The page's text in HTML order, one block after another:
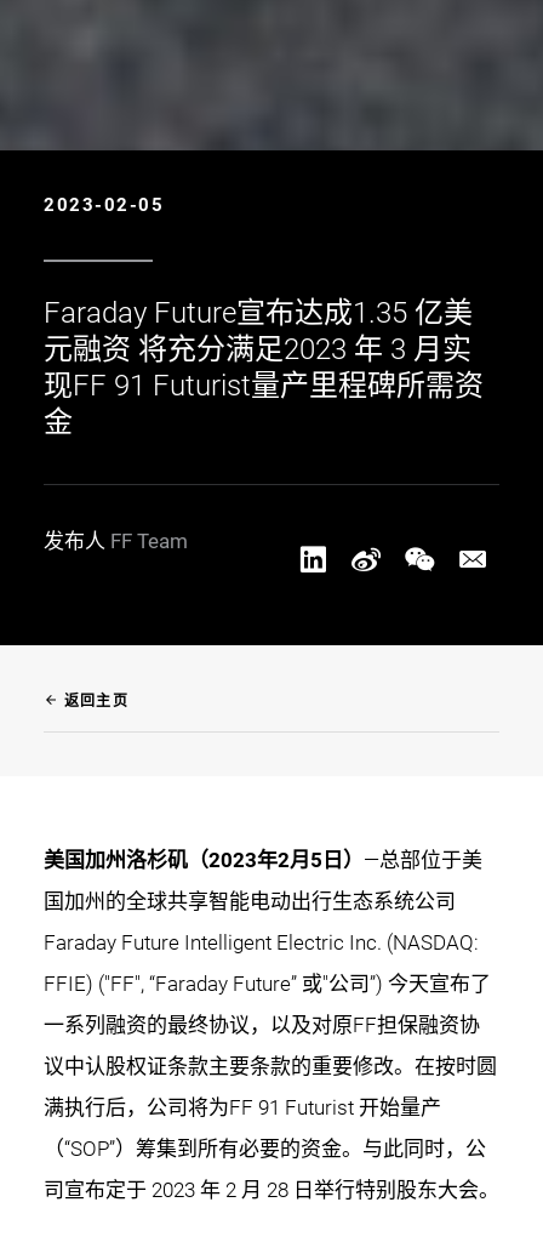
2023-02-05
Faraday Future宣布达成1.35 亿美
元融资 将充分满足2023 年 3 月实
现FF 91 Futurist量产里程碑所需资
金
发布人 FF Team
arrow_back 返回主页
美国加州洛杉矶（2023年2月5日） —总部位于美
国加州的全球共享智能电动出行生态系统公司
Faraday Future Intelligent Electric Inc. (NASDAQ:
FFIE) ("FF", “Faraday Future” 或"公司”) 今天宣布了
一系列融资的最终协议，以及对原FF担保融资协
议中认股权证条款主要条款的重要修改。在按时圆
满执行后，公司将为FF 91 Futurist 开始量产
（“SOP”）筹集到所有必要的资金。与此同时，公
司宣布定于 2023 年 2 月 28 日举行特别股东大会。